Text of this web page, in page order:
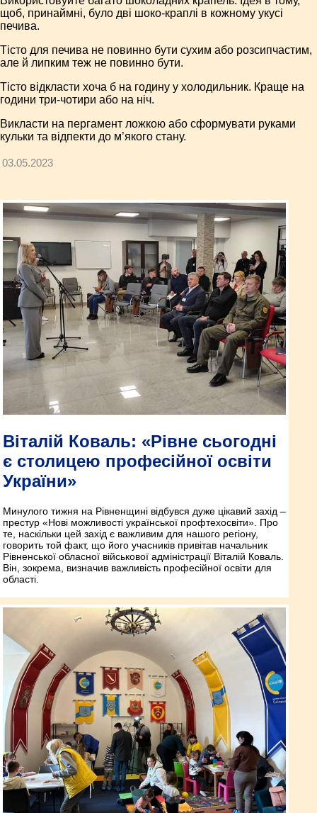
щоб, принаймні, було дві шоко-краплі в кожному укусі
печива.
Тісто для печива не повинно бути сухим або розсипчастим,
але й липким теж не повинно бути.
Тісто відкласти хоча б на годину у холодильник. Краще на
години три-чотири або на ніч.
Викласти на пергамент ложкою або сформувати руками
кульки та відпекти до м’якого стану.
03.05.2023
Віталій Коваль: «Рівне сьогодні
є столицею професійної освіти
України»
Минулого тижня на Рівненщині відбувся дуже цікавий захід –
престур «Нові можливості української профтех­освіти». Про
те, наскільки цей захід є важливим для нашого регіону,
говорить той факт, що його учасників привітав начальник
Рівненської обласної військової адміністрації Віталій Коваль.
Він, зокрема, визначив важливість професійної освіти для
області.